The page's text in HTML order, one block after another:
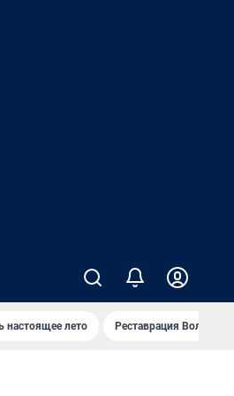
настоящее лето Реставрация